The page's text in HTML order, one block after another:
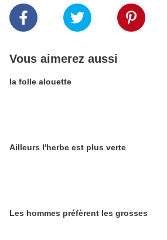
Vous aimerez aussi
la folle alouette
Ailleurs l'herbe est plus verte
Les hommes préfèrent les grosses